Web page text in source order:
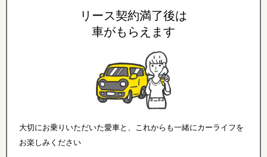
リース契約満了後は
車がもらえます
大切にお乗りいただいた愛車と、これからも一緒にカーライフを
お楽しみください